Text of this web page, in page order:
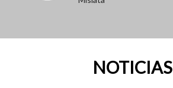
NOTICIAS